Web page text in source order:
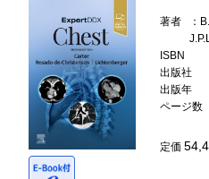
著者
：
ISBN
出版社
出版年
ページ数
定価